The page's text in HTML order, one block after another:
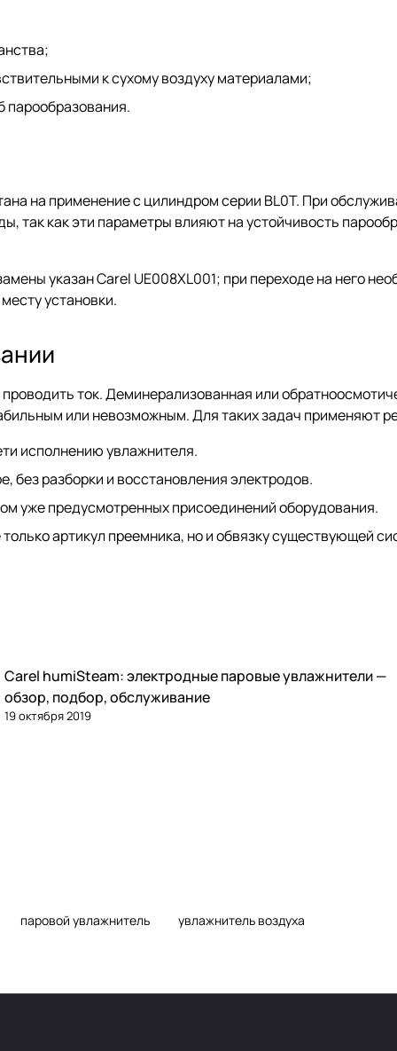
к сухому воздуху материалами;
парообразования.
на применение с цилиндром серии BL0T. При
так как эти параметры влияют на устойчивость
указан Carel UE008XL001; при переходе на него
установки.
ток. Деминерализованная или
или невозможным. Для таких задач применяют
исполнению увлажнителя.
разборки и восстановления электродов.
уже предусмотренных присоединений оборудования.
артикул преемника, но и обвязку существующей
Увлажнение
Carel humiSteam: электродные паровые увлажнители —
обзор, подбор, обслуживание
19 октября 2019
паровой увлажнитель увлажнитель воздуха